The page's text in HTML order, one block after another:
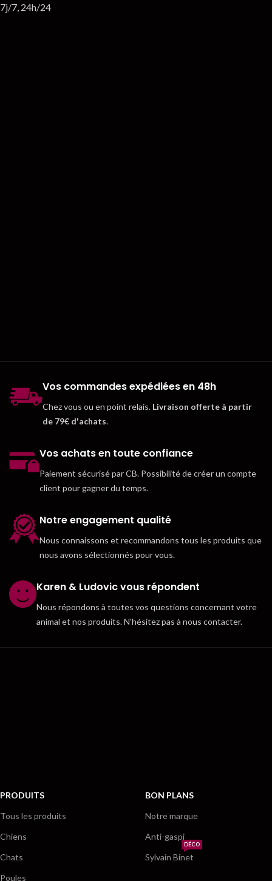
7j/7, 24h/24
Vos commandes expédiées en 48h
Chez vous ou en point relais. Livraison offerte à partir
de 79€ d'achats.
Vos achats en toute confiance
Paiement sécurisé par CB. Possibilité de créer un compte
client pour gagner du temps.
Notre engagement qualité
Nous connaissons et recommandons tous les produits que
nous avons sélectionnés pour vous.
Karen & Ludovic vous répondent
Nous répondons à toutes vos questions concernant votre
animal et nos produits. N'hésitez pas à nous contacter.
PRODUITS
Tous les produits
Chiens
Chats
Poules
BON PLANS
Notre marque
Anti-gaspi
Sylvain Binet
DÉCO